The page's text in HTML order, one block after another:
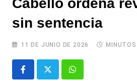
Cabello ordena
sin sentencia
11 DE JUNIO DE 2026
Whatsapp